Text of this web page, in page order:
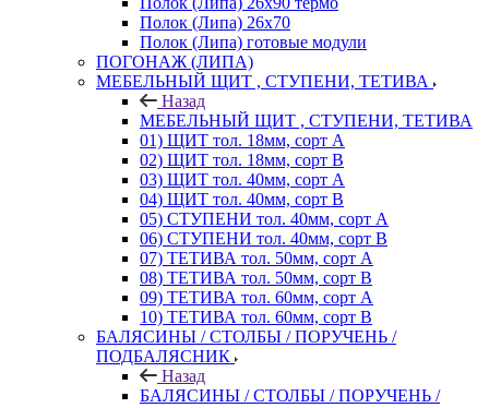
Полок (Липа) 26х70
Полок (Липа) готовые модули
ПОГОНАЖ (ЛИПА)
МЕБЕЛЬНЫЙ ЩИТ , СТУПЕНИ, ТЕТИВА
Назад
МЕБЕЛЬНЫЙ ЩИТ , СТУПЕНИ, ТЕТИВА
01) ЩИТ тол. 18мм, сорт А
02) ЩИТ тол. 18мм, сорт В
03) ЩИТ тол. 40мм, сорт А
04) ЩИТ тол. 40мм, сорт В
05) СТУПЕНИ тол. 40мм, сорт А
06) СТУПЕНИ тол. 40мм, сорт В
07) ТЕТИВА тол. 50мм, сорт А
08) ТЕТИВА тол. 50мм, сорт В
09) ТЕТИВА тол. 60мм, сорт А
10) ТЕТИВА тол. 60мм, сорт В
БАЛЯСИНЫ / СТОЛБЫ / ПОРУЧЕНЬ /
ПОДБАЛЯСНИК
Назад
БАЛЯСИНЫ / СТОЛБЫ / ПОРУЧЕНЬ /